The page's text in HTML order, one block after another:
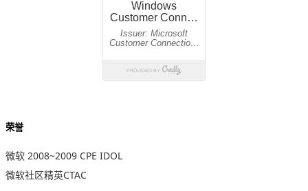
荣誉
微软 2008~2009 CPE IDOL
微软社区精英CTAC